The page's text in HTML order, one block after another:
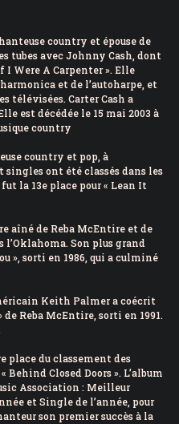
country et épouse de
tubes avec Johnny Cash, dont
I Were A Carpenter ». Elle
et de l’autoharpe, et
télévisées. Carter Cash a
est décédée le 15 mai 2003 à
country
country et pop, à
ont été classés dans les
la 13e place pour « Lean It
aîné de Reba McEntire et de
l’Oklahoma. Son plus grand
», sorti en 1986, qui a culminé
Keith Palmer a coécrit
Reba McEntire, sorti en 1991.
place du classement des
Closed Doors ». L’album
Association : Meilleur
et Single de l’année, pour
son premier succès à la